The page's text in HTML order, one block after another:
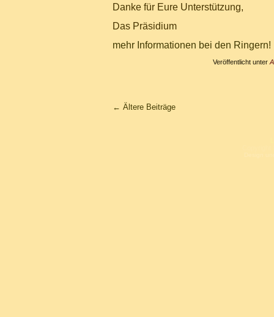
Danke für Eure Unterstützung,
Das Präsidium
mehr Informationen bei den Ringern!
Veröffentlicht unter
← Ältere Beiträge